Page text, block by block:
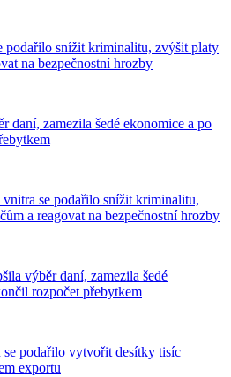
snížit kriminalitu, zvýšit platy
na bezpečnostní hrozby
zamezila šedé ekonomice a po
se podařilo snížit kriminalitu,
a reagovat na bezpečnostní hrozby
výběr daní, zamezila šedé
rozpočet přebytkem
podařilo vytvořit desítky tisíc
exportu